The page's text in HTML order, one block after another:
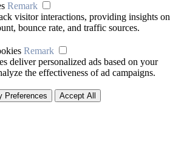
Remark
visitor interactions, providing insights on
bounce rate, and traffic sources.
Remark
deliver personalized ads based on your
the effectiveness of ad campaigns.
Preferences Accept All